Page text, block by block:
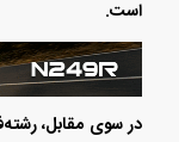
است.
در سوی مقابل،